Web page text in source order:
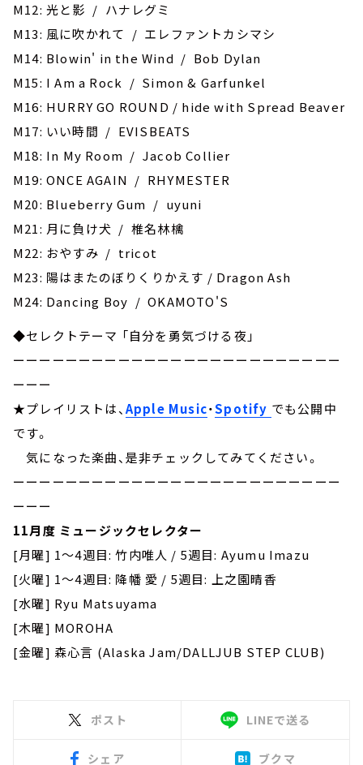
M12: 光と影 / ハナレグミ
M13: 風に吹かれて / エレファントカシマシ
M14: Blowin' in the Wind / Bob Dylan
M15: I Am a Rock / Simon & Garfunkel
M16: HURRY GO ROUND / hide with Spread Beaver
M17: いい時間 / EVISBEATS
M18: In My Room / Jacob Collier
M19: ONCE AGAIN / RHYMESTER
M20: Blueberry Gum / uyuni
M21: 月に負け犬 / 椎名林檎
M22: おやすみ / tricot
M23: 陽はまたのぼりくりかえす / Dragon Ash
M24: Dancing Boy / OKAMOTO'S
◆セレクトテーマ 「自分を勇気づける夜」
ーーーーーーーーーーーーーーーーーーーーーーーーー
ーーー
★プレイリストは、Apple Music・Spotify でも公開中
です。
気になった楽曲、是非チェックしてみてください。
ーーーーーーーーーーーーーーーーーーーーーーーーー
ーーー
11月度 ミュージックセレクター
[月曜] 1～4週目: 竹内唯人 / 5週目: Ayumu Imazu
[火曜] 1～4週目: 降幡 愛 / 5週目: 上之園晴香
[水曜] Ryu Matsuyama
[木曜] MOROHA
[金曜] 森心言 (Alaska Jam/DALLJUB STEP CLUB)
ポスト LINEで送る
シェア ブクマ